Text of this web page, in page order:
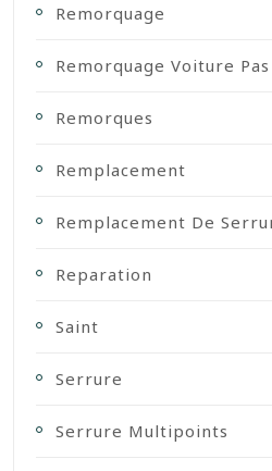
Remorquage
Remorquage Voiture
Remorques
Remplacement
Remplacement De
Reparation
Saint
Serrure
Serrure Multipoints